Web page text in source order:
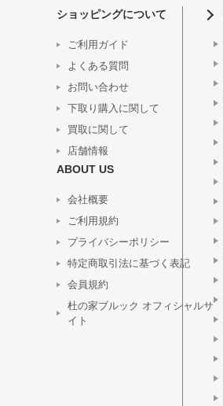
ショッピングについて
ご利用ガイド
よくある質問
お問い合わせ
下取り購入に関して
買取に関して
店舗情報
ABOUT US
会社概要
ご利用規約
プライバシーポリシー
特定商取引法に基づく表記
会員規約
杜の家ブルック オフィシャルサ
イト